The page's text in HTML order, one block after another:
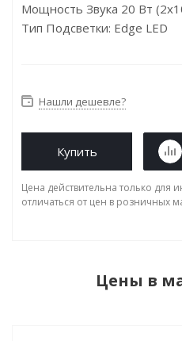
Мощность Звука 20 Вт
Тип Подсветки: Edge LED
Нашли дешевле?
Купить
Цена действительна только для
отличаться от цен в розничных
Цены в